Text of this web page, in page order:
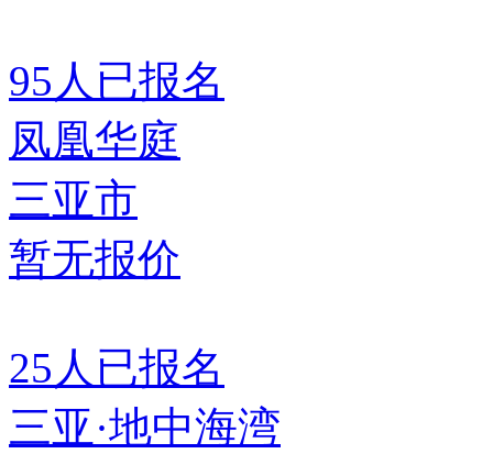
95 人已报名
凤凰华庭
三亚市
暂无报价
25 人已报名
三亚·地中海湾